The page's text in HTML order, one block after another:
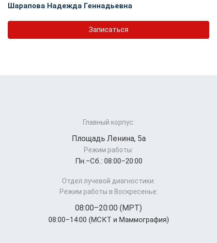
Шарапова Надежда Геннадьевна
Записаться
Главный корпус:
Площадь Ленина, 5а
Режим работы:
Пн.–Cб.: 08:00–20:00
Отдел лучевой диагностики:
Режим работы в Воскресенье:
08:00–20:00 (МРТ)
08:00–14:00 (МСКТ и Маммография)